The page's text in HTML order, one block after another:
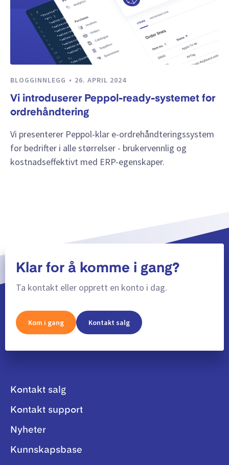
BLOGGINNLEGG 26. APRIL 2024
Vi introduserer Peppol-ready-systemet for
ordrehåndtering
Vi presenterer Peppol-klar e-ordrehåndteringssystem
for bedrifter i alle størrelser - brukervennlig og
kostnadseffektivt med ERP-egenskaper.
Klar for å komme i gang?
Ta kontakt eller opprett en konto i dag.
Kom i gang Kontakt salg
Kontakt salg
Kontakt support
Nyheter
Kunnskapsbase